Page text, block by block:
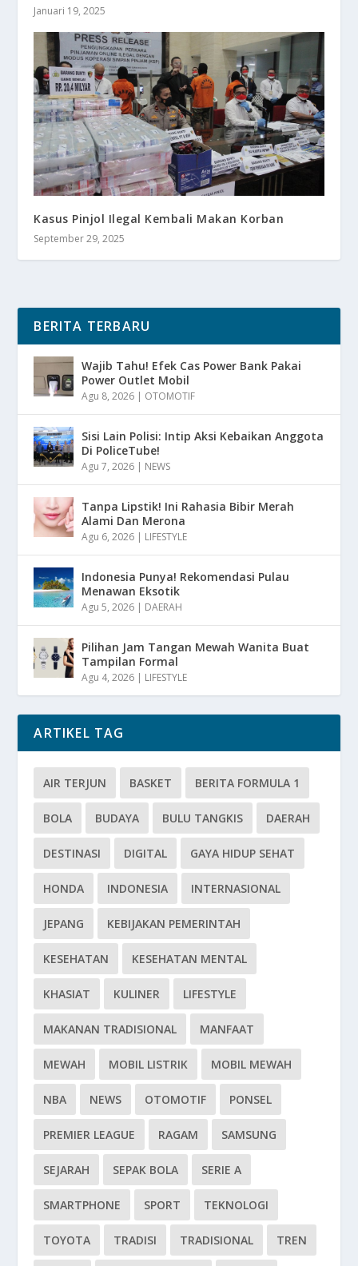
Januari 19, 2025
Kasus Pinjol Ilegal Kembali Makan Korban
September 29, 2025
BERITA TERBARU
Wajib Tahu! Efek Cas Power Bank Pakai
Power Outlet Mobil
Agu 8, 2026 | OTOMOTIF
Sisi Lain Polisi: Intip Aksi Kebaikan Anggota
Di PoliceTube!
Agu 7, 2026 | NEWS
Tanpa Lipstik! Ini Rahasia Bibir Merah
Alami Dan Merona
Agu 6, 2026 | LIFESTYLE
Indonesia Punya! Rekomendasi Pulau
Menawan Eksotik
Agu 5, 2026 | DAERAH
Pilihan Jam Tangan Mewah Wanita Buat
Tampilan Formal
Agu 4, 2026 | LIFESTYLE
ARTIKEL TAG
AIR TERJUN BASKET BERITA FORMULA 1
BOLA BUDAYA BULU TANGKIS DAERAH
DESTINASI DIGITAL GAYA HIDUP SEHAT
HONDA INDONESIA INTERNASIONAL
JEPANG KEBIJAKAN PEMERINTAH
KESEHATAN KESEHATAN MENTAL
KHASIAT KULINER LIFESTYLE
MAKANAN TRADISIONAL MANFAAT
MEWAH MOBIL LISTRIK MOBIL MEWAH
NBA NEWS OTOMOTIF PONSEL
PREMIER LEAGUE RAGAM SAMSUNG
SEJARAH SEPAK BOLA SERIE A
SMARTPHONE SPORT TEKNOLOGI
TOYOTA TRADISI TRADISIONAL TREN